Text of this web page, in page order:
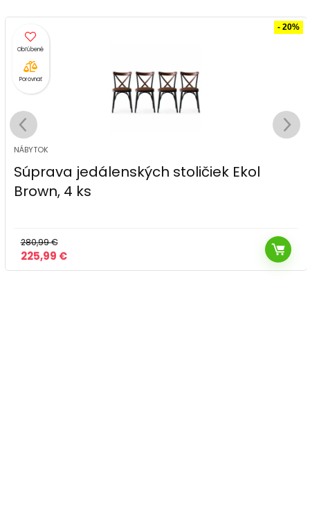
Porovnať
- 20%
NÁBYTOK
Súprava jedálenských stoličiek Ekol
Brown, 4 ks
280,99€
Pôvodná
cena
225,99 €Aktuálna
cena